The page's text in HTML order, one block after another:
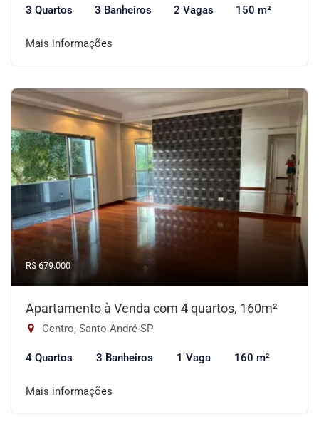
3 Quartos 3 Banheiros 2 Vagas 150 m²
Mais informações
R$ 679.000
Apartamento à Venda com 4 quartos, 160m²
Centro, Santo André-SP
4 Quartos 3 Banheiros 1 Vaga 160 m²
Mais informações